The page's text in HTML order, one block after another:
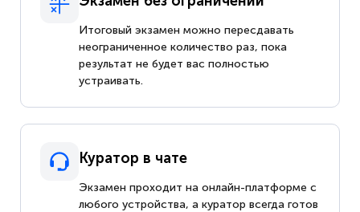
Итоговый экзамен можно пересдавать
неограниченное количество раз, пока
результат не будет вас полностью
устраивать.
Куратор в чате
Экзамен проходит на онлайн-платформе с
любого устройства, а куратор всегда готов